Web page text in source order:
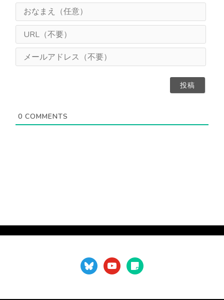
ま
（
意
L
（
0 COMMENTS
blueskyyoutubesticky-
note